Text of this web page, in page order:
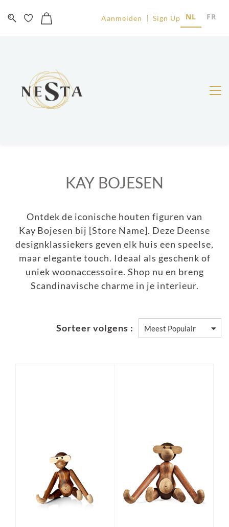
Aanmelden Sign Up NL FR
KAY BOJESEN
Ontdek de iconische houten figuren van
Kay Bojesen bij [Store Name]. Deze Deense
designklassiekers geven elk huis een speelse,
maar elegante touch. Ideaal als geschenk of
uniek woonaccessoire. Shop nu en breng
Scandinavische charme in je interieur.
Sorteer volgens :